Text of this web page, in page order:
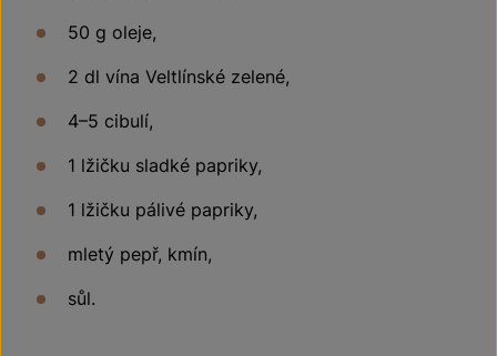
50 g oleje,
2 dl vína Veltlínské zelené,
4–5 cibulí,
1 lžičku sladké papriky,
1 lžičku pálivé papriky,
mletý pepř, kmín,
sůl.